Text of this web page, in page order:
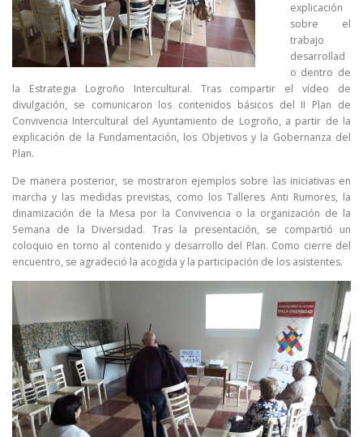
explicación
sobre el
trabajo
desarrollad
o dentro de
la Estrategia Logroño Intercultural. Tras compartir el vídeo de
divulgación, se comunicaron los contenidos básicos del II Plan de
Convivencia Intercultural del Ayuntamiento de Logroño, a partir de la
explicación de la Fundamentación, los Objetivos y la Gobernanza del
Plan.
De manera posterior, se mostraron ejemplos sobre las iniciativas en
marcha y las medidas previstas, como los Talleres Anti Rumores, la
dinamización de la Mesa por la Convivencia o la organización de la
Semana de la Diversidad. Tras la presentación, se compartió un
coloquio en torno al contenido y desarrollo del Plan. Como cierre del
encuentro, se agradeció la acogida y la participación de los asistentes.